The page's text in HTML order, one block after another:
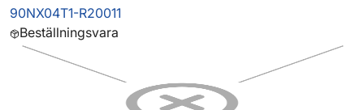
90NX04T1-R20011
Beställningsvara